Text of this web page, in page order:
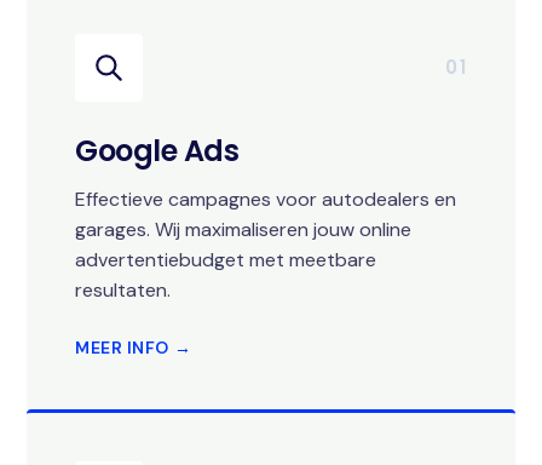
01
Google Ads
Effectieve campagnes voor autodealers en
garages. Wij maximaliseren jouw online
advertentiebudget met meetbare
resultaten.
MEER INFO →